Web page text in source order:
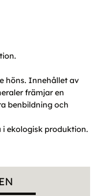
höns. Innehållet av
främjar en
benbildning och
ekologisk produktion.